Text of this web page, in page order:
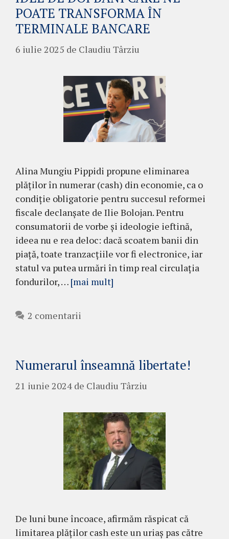
POATE TRANSFORMA ÎN
TERMINALE BANCARE
6 iulie 2025 de Claudiu Târziu
Alina Mungiu Pippidi propune eliminarea
plăților în numerar (cash) din economie, ca o
condiție obligatorie pentru succesul reformei
fiscale declanșate de Ilie Bolojan. Pentru
consumatorii de vorbe și ideologie ieftină,
ideea nu e rea deloc: dacă scoatem banii din
piață, toate tranzacțiile vor fi electronice, iar
statul va putea urmări în timp real circulația
fondurilor, … [mai mult]
2 comentarii
Numerarul înseamnă libertate!
21 iunie 2024 de Claudiu Târziu
De luni bune încoace, afirmăm răspicat că
limitarea plăților cash este un uriaș pas către